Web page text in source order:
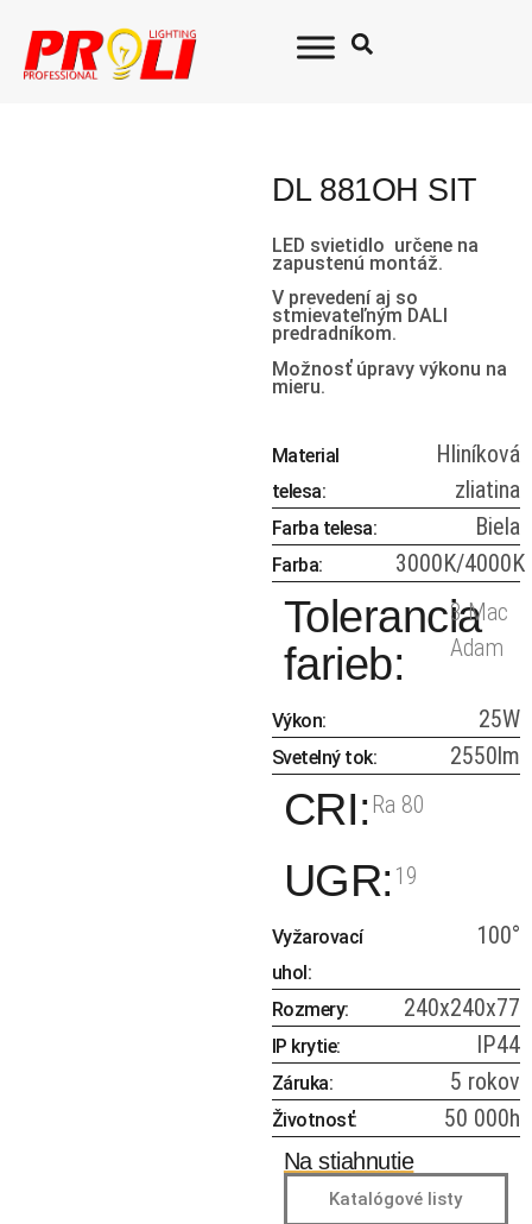
DL 881OH SIT
LED svietidlo určene na
zapustenú montáž.
V prevedení aj so
stmievateľným DALI
predradníkom.
Možnosť úpravy výkonu na
mieru.
Material
telesa:
Hliníková
zliatina
Farba telesa: Biela
Farba: 3000K/4000K
Tolerancia
farieb:
3 Mac
Adam
Výkon: 25W
Svetelný tok: 2550lm
CRI: Ra 80
UGR: 19
Vyžarovací
uhol:
100°
Rozmery: 240x240x77
IP krytie: IP44
Záruka: 5 rokov
Životnosť: 50 000h
Na stiahnutie
Katalógové listy